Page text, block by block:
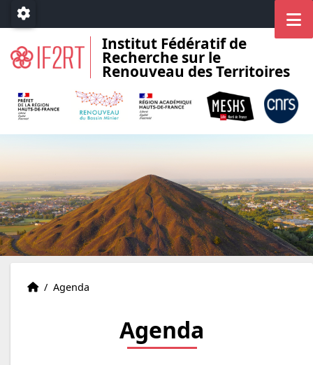
Accéder au menu principal
Accéder au contenu
Paramétrage
Institut Fédératif de
Recherche sur le
Renouveau des Territoires
Accueil
Accueil
/ Agenda
Agenda